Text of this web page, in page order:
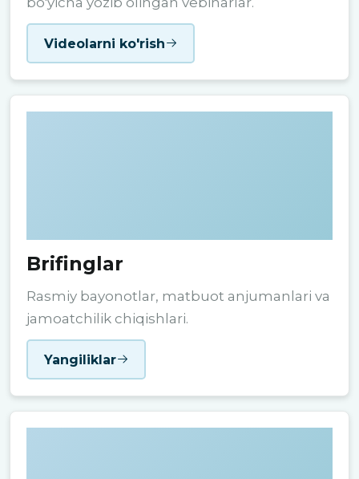
Videolarni ko'rish
Brifinglar
Rasmiy bayonotlar, matbuot anjumanlari va
jamoatchilik chiqishlari.
Yangiliklar